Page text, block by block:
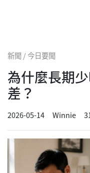
新聞 / 今日要聞
為什麼長期
差？
2026-05-14 Winnie